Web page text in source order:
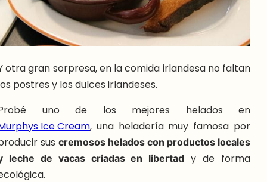
otra gran sorpresa, en la comida irlandesa no faltan
postres y los dulces irlandeses.
uno de los mejores helados en
Ice Cream, una heladería muy famosa por
sus cremosos helados con productos locales
leche de vacas criadas en libertad y de forma